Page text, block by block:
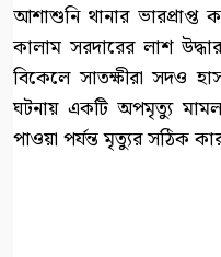
আশাশুনি থানার ভারপ্রাপ্ত
কালাম সরদারের লাশ
বিকেলে সাতক্ষীরা সদও
ঘটনায় একটি অপমৃত্যু
পাওয়া পর্যন্ত মৃত্যুর সঠিক